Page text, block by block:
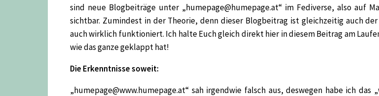
sind neue Blogbeiträge unter „humepage@humepage.at“ im Fediverse, also auf
sichtbar. Zumindest in der Theorie, denn dieser Blogbeitrag ist gleichzeitig auch
auch wirklich funktioniert. Ich halte Euch gleich direkt hier in diesem Beitrag am
wie das ganze geklappt hat!
Die Erkenntnisse soweit:
„humepage@www.humepage.at“ sah irgendwie falsch aus, deswegen habe ich das